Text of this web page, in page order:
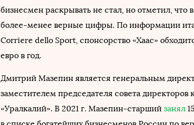
бизнесмен раскрывать не стал, но отметил, что
более-менее верные цифры. По информации
Corriere dello Sport, спонсорство «Хаас»
евро в год.
Дмитрий Мазепин является генеральным
заместителем председателя совета директоров
«Уралкалий». В 2021 г. Мазепин-старший занял